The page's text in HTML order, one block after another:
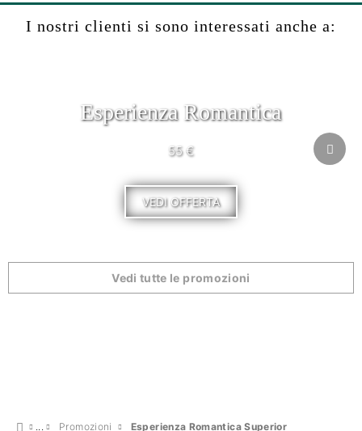
I nostri clienti si sono interessati anche a:
Esperienza Romantica
55 €
VEDI OFFERTA
Vedi tutte le promozioni
Promozioni Esperienza Romantica Superior